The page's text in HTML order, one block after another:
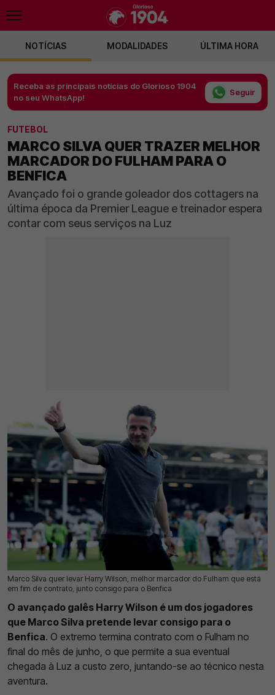
NOTÍCIAS MODALIDADES ÚLTIMA HORA
Receba as principais notícias do Glorioso 1904
no seu WhatsApp!
Seguir
FUTEBOL
MARCO SILVA QUER TRAZER MELHOR
MARCADOR DO FULHAM PARA O
BENFICA
Avançado foi o grande goleador dos cottagers na
última época da Premier League e treinador espera
contar com seus serviços na Luz
Marco Silva quer levar Harry Wilson, melhor marcador do Fulham que está
em fim de contrato, junto consigo para o Benfica
04 Jun 2026 | 13:02 | 0
O avançado galês Harry Wilson é um dos jogadores
que Marco Silva pretende levar consigo para o
Benfica. O extremo termina contrato com o Fulham no
final do mês de junho, o que permite a sua eventual
chegada à Luz a custo zero, juntando-se ao técnico nesta
aventura.